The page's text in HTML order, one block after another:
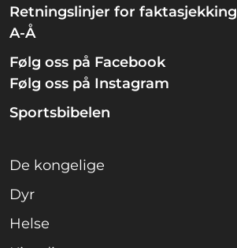
Retningslinjer for faktasjekking
A-Å
Følg oss på Facebook
Følg oss på Instagram
Sportsbibelen
De kongelige
Dyr
Helse